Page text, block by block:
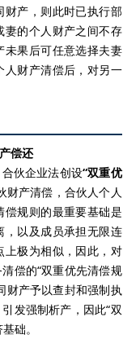
财产，则此时已执行部
妻的个人财产之间不存
未果后可任意选择夫妻
人财产清偿后，对另一
偿还
伙企业法创设“双重优
财产清偿，合伙人个人
规则的最重要基础是
，以及成员承担无限连
上极为相似，因此，对
偿的“双重优先清偿规
财产予以查封和强制执
发强制析产，因此“双
础。